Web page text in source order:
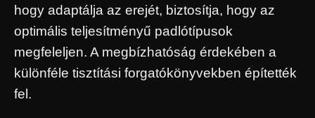
hogy adaptálja az erejét, biztosítja, hogy az
optimális teljesítményű padlótípusok
megfeleljen. A megbízhatóság érdekében a
különféle tisztítási forgatókönyvekben építették
fel.